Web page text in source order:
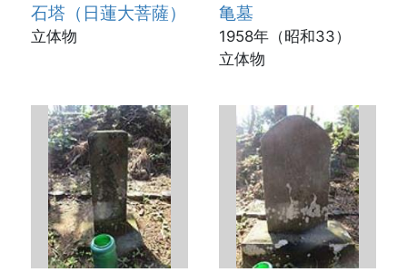
石塔（日蓮大菩薩）
立体物
亀墓
1958年（昭和33）
立体物